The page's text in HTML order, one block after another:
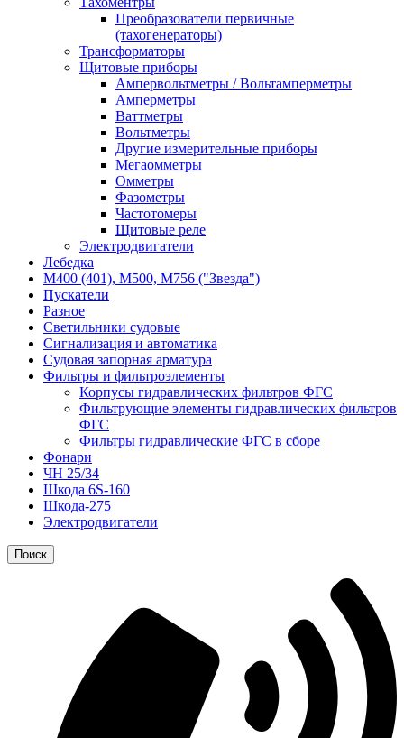
Преобразователи первичные
(тахогенераторы)
Трансформаторы
Щитовые приборы
Ампервольтметры / Вольтамперметры
Амперметры
Ваттметры
Вольтметры
Другие измерительные приборы
Мегаомметры
Омметры
Фазометры
Частотомеры
Щитовые реле
Электродвигатели
Лебедка
М400 (401), М500, М756 ("Звезда")
Пускатели
Разное
Светильники судовые
Сигнализация и автоматика
Судовая запорная арматура
Фильтры и фильтроэлементы
Корпусы гидравлических фильтров ФГС
Фильтрующие элементы гидравлических фильтров
ФГС
Фильтры гидравлические ФГС в сборе
Фонари
ЧН 25/34
Шкода 6S-160
Шкода-275
Электродвигатели
Поиск